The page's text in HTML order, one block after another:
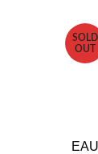
SOLD
OUT